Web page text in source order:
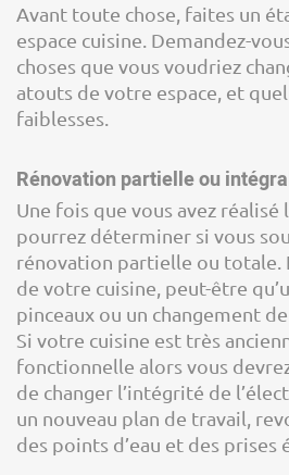
Avant toute chose, faites un
espace cuisine. Demandez-
choses que vous voudriez
atouts de votre espace, et
faiblesses.
Rénovation partielle ou
Une fois que vous avez réalisé
pourrez déterminer si vous
rénovation partielle ou totale.
de votre cuisine, peut-être
pinceaux ou un changement
Si votre cuisine est très
fonctionnelle alors vous
de changer l’intégrité de
un nouveau plan de travail,
des points d’eau et des prises